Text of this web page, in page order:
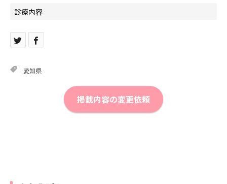
診療内容
愛知県
掲載内容の変更依頼